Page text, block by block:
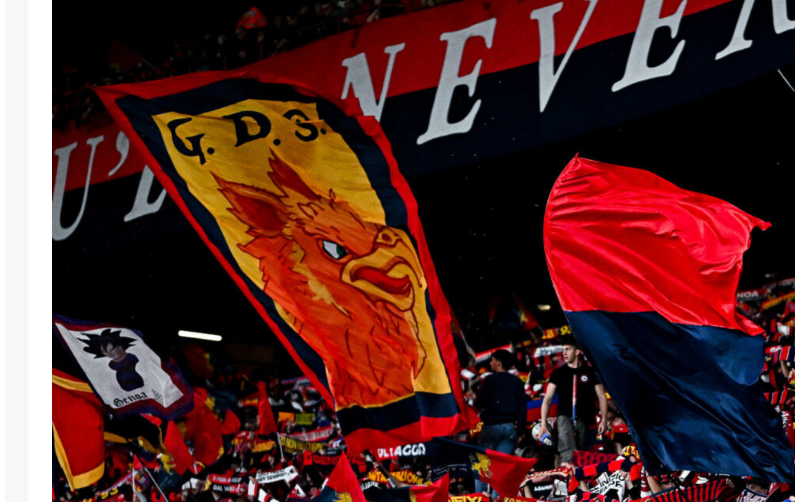
5 Agosto 2026
Dieci gol subiti dal Bournemouth: un
campanello d’allarme per il Genoa di
De Rossi
stato proposto al club rossoblù
5 Agosto 2026